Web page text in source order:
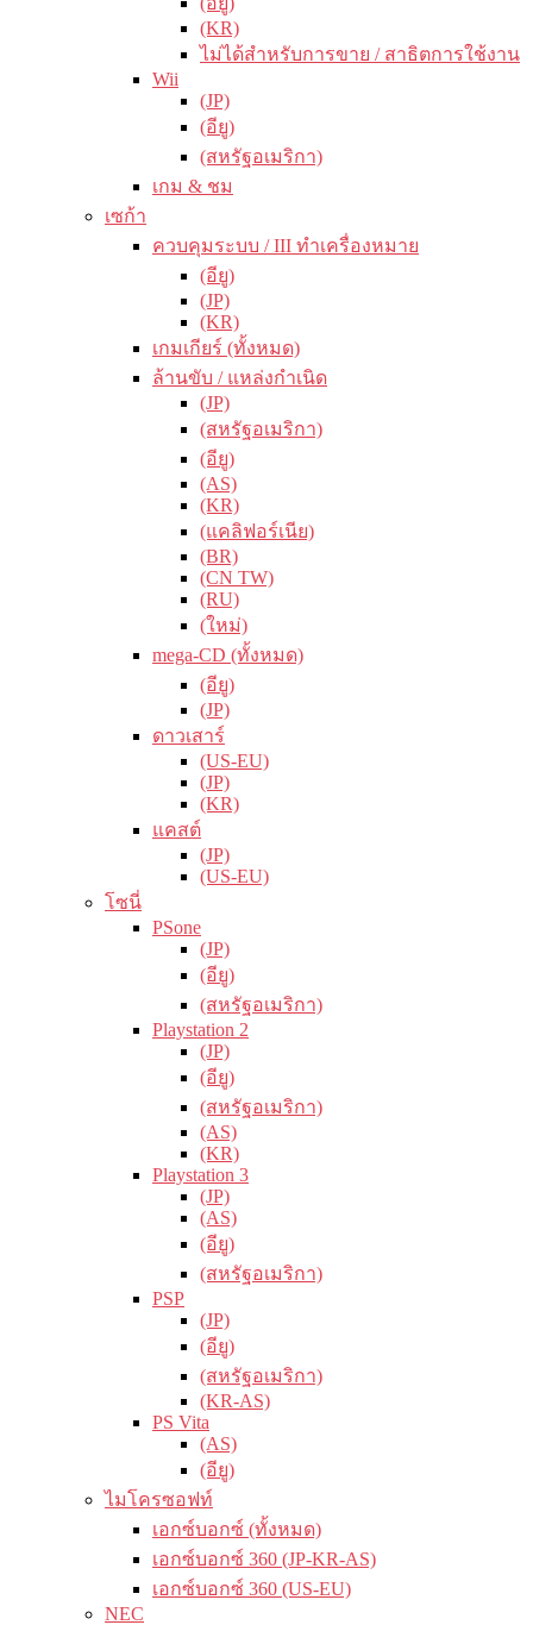
(KR)
ไม่ได้สำหรับการขาย / สาธิตการใช้งาน
Wii
(JP)
(อียู)
(สหรัฐอเมริกา)
เกม & ชม
เซก้า
ควบคุมระบบ / III ทำเครื่องหมาย
(อียู)
(JP)
(KR)
เกมเกียร์ (ทั้งหมด)
ล้านขับ / แหล่งกำเนิด
(JP)
(สหรัฐอเมริกา)
(อียู)
(AS)
(KR)
(แคลิฟอร์เนีย)
(BR)
(CN TW)
(RU)
(ใหม่)
mega-CD (ทั้งหมด)
(อียู)
(JP)
ดาวเสาร์
(US-EU)
(JP)
(KR)
แคสต์
(JP)
(US-EU)
โซนี่
PSone
(JP)
(อียู)
(สหรัฐอเมริกา)
Playstation 2
(JP)
(อียู)
(สหรัฐอเมริกา)
(AS)
(KR)
Playstation 3
(JP)
(AS)
(อียู)
(สหรัฐอเมริกา)
PSP
(JP)
(อียู)
(สหรัฐอเมริกา)
(KR-AS)
PS Vita
(AS)
(อียู)
ไมโครซอฟท์
เอกซ์บอกซ์ (ทั้งหมด)
เอกซ์บอกซ์ 360 (JP-KR-AS)
เอกซ์บอกซ์ 360 (US-EU)
NEC